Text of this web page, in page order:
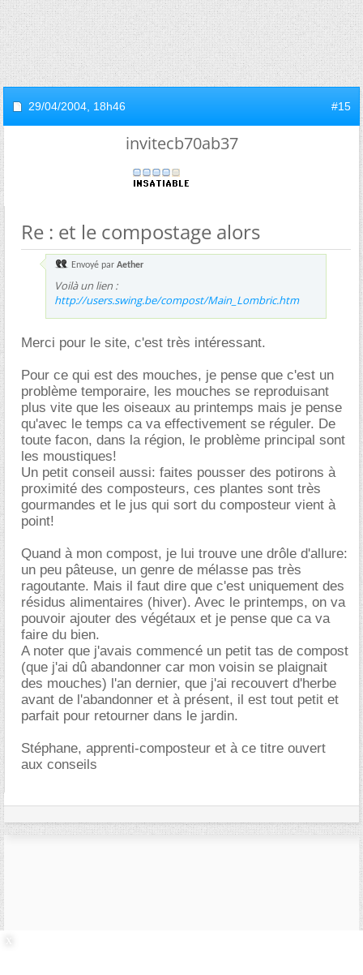
29/04/2004, 18h46 #15
invitecb70ab37
Re : et le compostage alors
Envoyé par Aether
Voilà un lien :
http://users.swing.be/compost/Main_Lombric.htm
Merci pour le site, c'est très intéressant.
Pour ce qui est des mouches, je pense que c'est un
problème temporaire, les mouches se reproduisant
plus vite que les oiseaux au printemps mais je pense
qu'avec le temps ca va effectivement se réguler. De
toute facon, dans la région, le problème principal sont
les moustiques!
Un petit conseil aussi: faites pousser des potirons à
proximité des composteurs, ces plantes sont très
gourmandes et le jus qui sort du composteur vient à
point!
Quand à mon compost, je lui trouve une drôle d'allure:
un peu pâteuse, un genre de mélasse pas très
ragoutante. Mais il faut dire que c'est uniquement des
résidus alimentaires (hiver). Avec le printemps, on va
pouvoir ajouter des végétaux et je pense que ca va
faire du bien.
A noter que j'avais commencé un petit tas de compost
(que j'ai dû abandonner car mon voisin se plaignait
des mouches) l'an dernier, que j'ai recouvert d'herbe
avant de l'abandonner et à présent, il est tout petit et
parfait pour retourner dans le jardin.
Stéphane, apprenti-composteur et à ce titre ouvert
aux conseils